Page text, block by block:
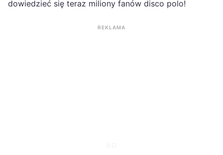
dowiedzieć się teraz miliony fanów disco polo!
REKLAMA